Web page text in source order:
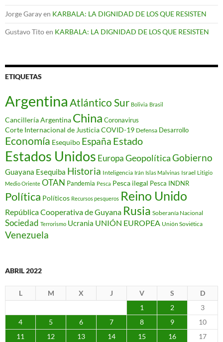
Jorge Garayen KARBALA: LA DIGNIDAD DE LOS QUE RESISTEN
Gustavo Titoen KARBALA: LA DIGNIDAD DE LOS QUE RESISTEN
ETIQUETAS
Argentina Atlántico Sur Bolivia Brasil
Cancillería Argentina China Coronavirus
Corte Internacional de JusticiaCOVID-19 Defensa Desarrollo
Economía Esequibo España Estado
Estados Unidos EuropaGeopolíticaGobierno
Guayana Esequiba Historia Inteligencia Irán Islas Malvinas Israel Litigio
Medio Oriente OTAN Pandemia Pesca Pesca ilegal Pesca INDNR
Política Políticos Recursos pesqueros Reino Unido
República Cooperativa de Guyana Rusia Soberanía Nacional
Sociedad Terrorismo Ucrania UNIÓN EUROPEA Unión Soviética
Venezuela
ABRIL 2022
L M X J V S
D
1
2
3
4
5 6 7 8 9
10
11
12 13 14 15 16
17